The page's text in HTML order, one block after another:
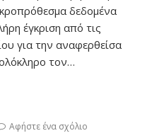
δεδομένα
έγκριση από τις
για την αναφερθείσα
τον…
Αφήστε ένα σχόλιο